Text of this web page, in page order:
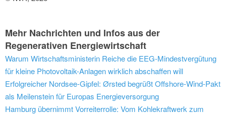
Mehr Nachrichten und Infos aus der
Regenerativen Energiewirtschaft
Warum Wirtschaftsministerin Reiche die EEG-Mindestvergütung
für kleine Photovoltaik-Anlagen wirklich abschaffen will
Erfolgreicher Nordsee-Gipfel: Ørsted begrüßt Offshore-Wind-Pakt
als Meilenstein für Europas Energieversorgung
Hamburg übernimmt Vorreiterrolle: Vom Kohlekraftwerk zum